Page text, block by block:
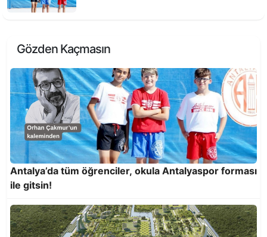
Şehirleri Sanatçılar Tasarlamalı-3
Gözden Kaçmasın
Antalya’da tüm öğrenciler, okula Antalyaspor forması
ile gitsin!